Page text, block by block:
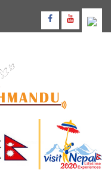
Facebook
Youtube